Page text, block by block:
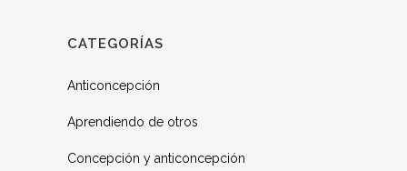
CATEGORÍAS
Anticoncepción
Aprendiendo de otros
Concepción y anticoncepción